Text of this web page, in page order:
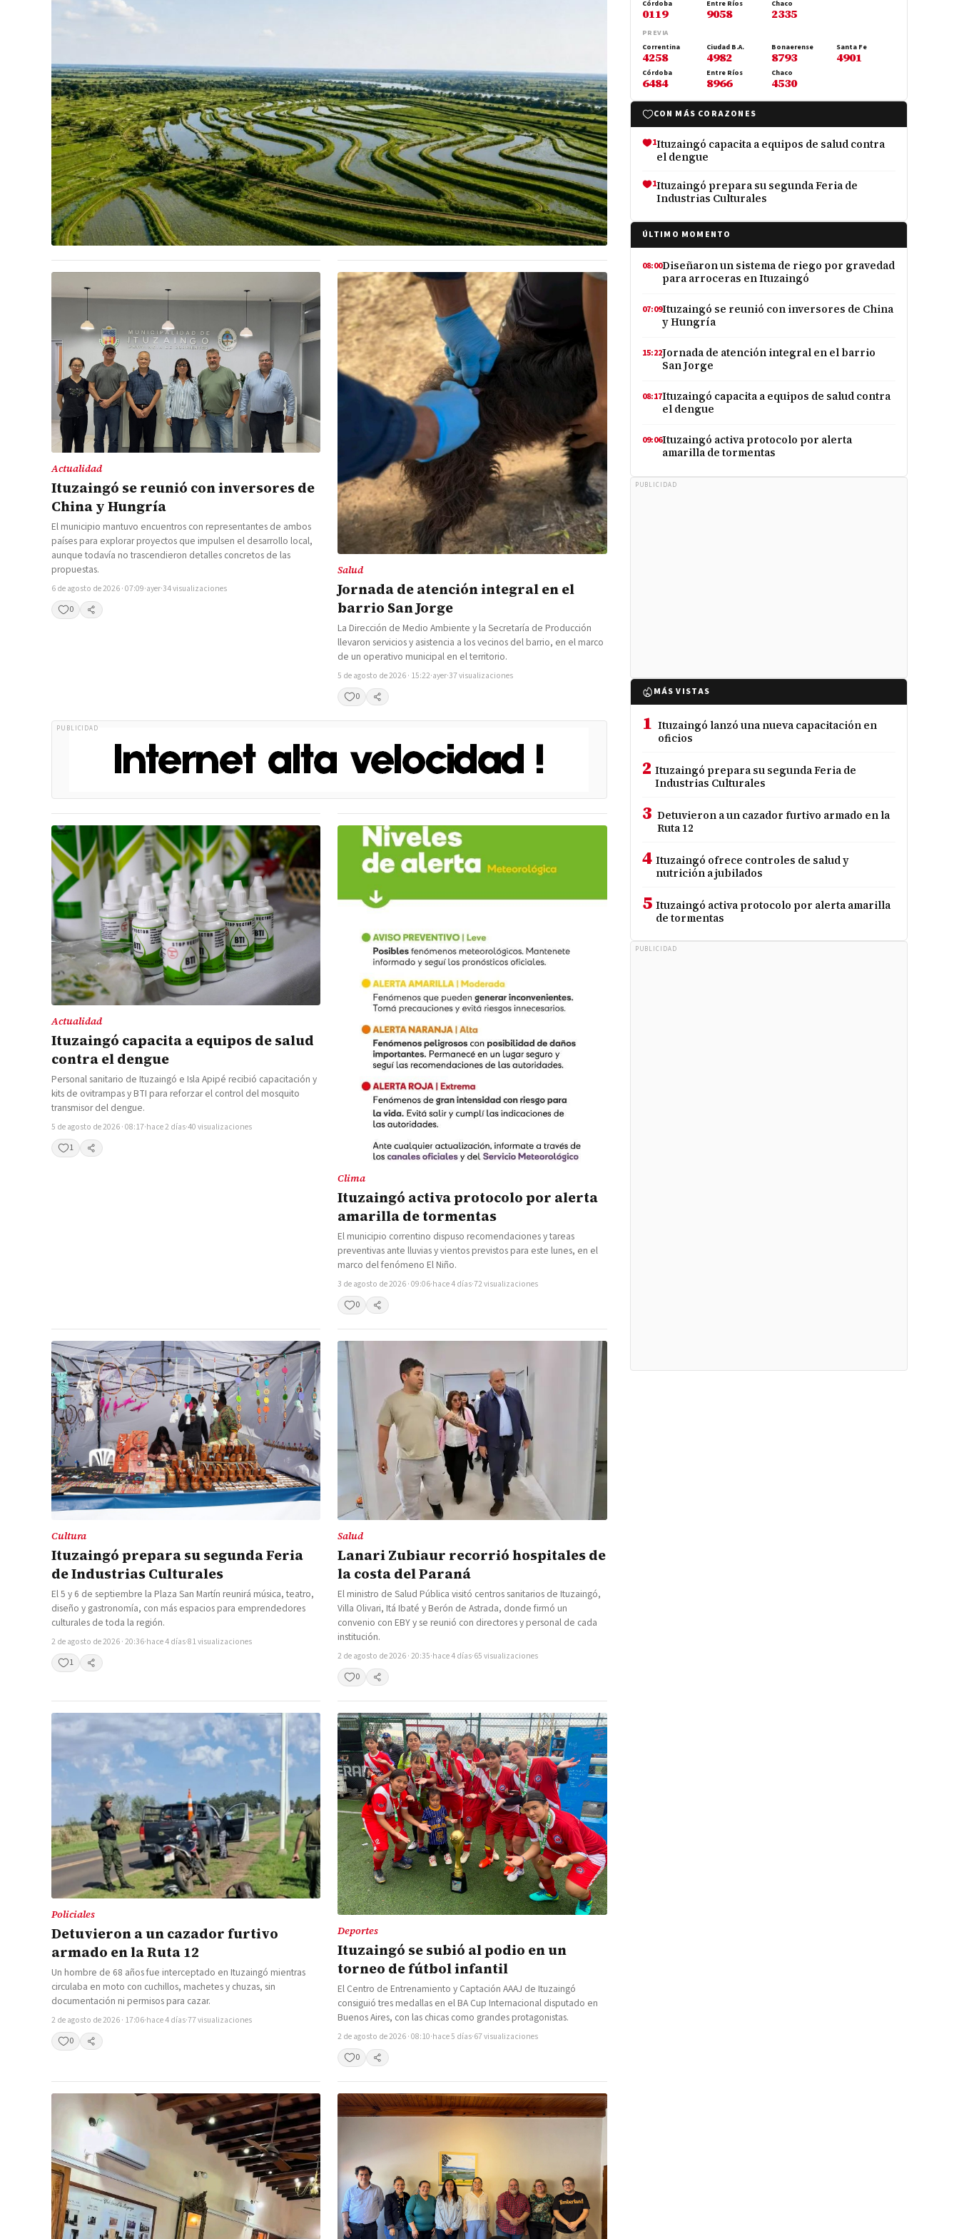
ACTUALIDAD
Diseñaron un sistema de riego por
gravedad para arroceras en
Ituzaingó
Dos ingenieros civiles definieron el lugar y la ingeniería de un sistema que llevaría
agua a una arrocera correntina sin usar bombas, aprovechando la obra de toma de
Yacyretá.
Actualidad
Ituzaingó se reunió con inversores de
China y Hungría
El municipio mantuvo encuentros con representantes de ambos
países para explorar proyectos que impulsen el desarrollo local,
aunque todavía no trascendieron detalles concretos de las
propuestas.
6 de agosto de 2026 · 07:09·ayer·34 visualizaciones
0
Compartir
Salud
Jornada de atención integral en el
barrio San Jorge
La Dirección de Medio Ambiente y la Secretaría de Producción
llevaron servicios y asistencia a los vecinos del barrio, en el marco
de un operativo municipal en el territorio.
5 de agosto de 2026 · 15:22·ayer·37 visualizaciones
0
Compartir
PUBLICIDAD
Actualidad
Ituzaingó capacita a equipos de salud
contra el dengue
Personal sanitario de Ituzaingó e Isla Apipé recibió capacitación y
kits de ovitrampas y BTI para reforzar el control del mosquito
transmisor del dengue.
5 de agosto de 2026 · 08:17·hace 2 días·40 visualizaciones
1
Compartir
Clima
Ituzaingó activa protocolo por alerta
amarilla de tormentas
El municipio correntino dispuso recomendaciones y tareas
preventivas ante lluvias y vientos previstos para este lunes, en el
marco del fenómeno El Niño.
3 de agosto de 2026 · 09:06·hace 4 días·72 visualizaciones
0
Compartir
Cultura
Ituzaingó prepara su segunda Feria
de Industrias Culturales
El 5 y 6 de septiembre la Plaza San Martín reunirá música, teatro,
diseño y gastronomía, con más espacios para emprendedores
culturales de toda la región.
2 de agosto de 2026 · 20:36·hace 4 días·81 visualizaciones
1
Compartir
Salud
Lanari Zubiaur recorrió hospitales de
la costa del Paraná
El ministro de Salud Pública visitó centros sanitarios de Ituzaingó,
Villa Olivari, Itá Ibaté y Berón de Astrada, donde firmó un
convenio con EBY y se reunió con directores y personal de cada
institución.
2 de agosto de 2026 · 20:35·hace 4 días·65 visualizaciones
0
Compartir
Policiales
Detuvieron a un cazador furtivo
armado en la Ruta 12
Un hombre de 68 años fue interceptado en Ituzaingó mientras
circulaba en moto con cuchillos, machetes y chuzas, sin
documentación ni permisos para cazar.
2 de agosto de 2026 · 17:06·hace 4 días·77 visualizaciones
0
Compartir
Deportes
Ituzaingó se subió al podio en un
torneo de fútbol infantil
El Centro de Entrenamiento y Captación AAAJ de Ituzaingó
consiguió tres medallas en el BA Cup Internacional disputado en
Buenos Aires, con las chicas como grandes protagonistas.
2 de agosto de 2026 · 08:10·hace 5 días·67 visualizaciones
0
Compartir
Córdoba
0119
Entre Ríos
9058
Chaco
2335
PREVIA
Correntina
4258
Ciudad B.A.
4982
Bonaerense
8793
Santa Fe
4901
Córdoba
6484
Entre Ríos
8966
Chaco
4530
CON MÁS CORAZONES
1Ituzaingó capacita a equipos de salud contra
el dengue
1Ituzaingó prepara su segunda Feria de
Industrias Culturales
ÚLTIMO MOMENTO
08:00Diseñaron un sistema de riego por gravedad
para arroceras en Ituzaingó
07:09Ituzaingó se reunió con inversores de China
y Hungría
15:22Jornada de atención integral en el barrio
San Jorge
08:17Ituzaingó capacita a equipos de salud contra
el dengue
09:06Ituzaingó activa protocolo por alerta
amarilla de tormentas
PUBLICIDAD
MÁS VISTAS
1 Ituzaingó lanzó una nueva capacitación en
oficios
2 Ituzaingó prepara su segunda Feria de
Industrias Culturales
3 Detuvieron a un cazador furtivo armado en la
Ruta 12
4 Ituzaingó ofrece controles de salud y
nutrición a jubilados
5 Ituzaingó activa protocolo por alerta amarilla
de tormentas
PUBLICIDAD